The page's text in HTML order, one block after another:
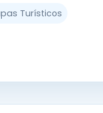
Turísticos